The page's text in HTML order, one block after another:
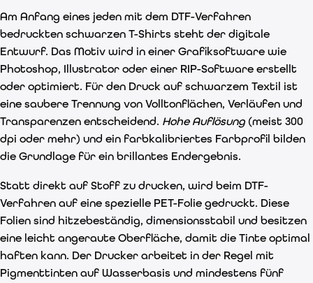
Am Anfang eines jeden mit dem DTF-Verfahren
bedruckten schwarzen T-Shirts steht der digitale
Entwurf. Das Motiv wird in einer Grafiksoftware wie
Photoshop, Illustrator oder einer RIP-Software erstellt
oder optimiert. Für den Druck auf schwarzem Textil ist
eine saubere Trennung von Volltonflächen, Verläufen und
Transparenzen entscheidend. Hohe Auflösung (meist 300
dpi oder mehr) und ein farbkalibriertes Farbprofil bilden
die Grundlage für ein brillantes Endergebnis.
Statt direkt auf Stoff zu drucken, wird beim DTF-
Verfahren auf eine spezielle PET-Folie gedruckt. Diese
Folien sind hitzebeständig, dimensionsstabil und besitzen
eine leicht angeraute Oberfläche, damit die Tinte optimal
haften kann. Der Drucker arbeitet in der Regel mit
Pigmenttinten auf Wasserbasis und mindestens fünf